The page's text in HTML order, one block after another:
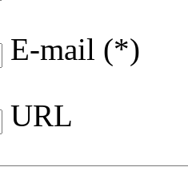
E-mail (*)
URL